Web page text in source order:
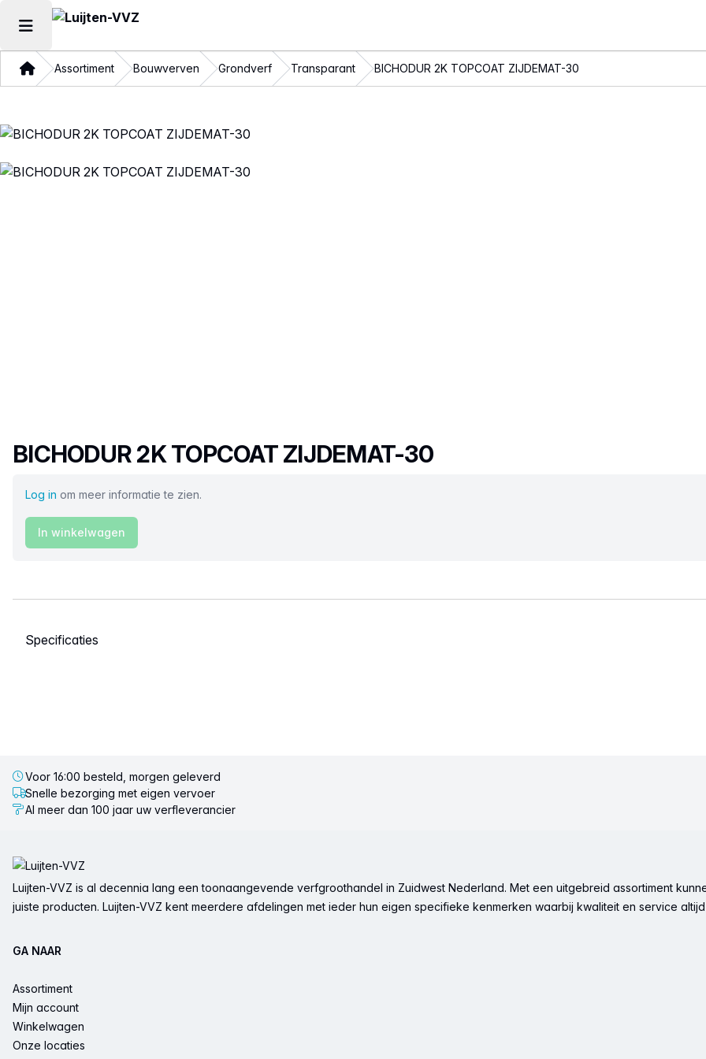
Hoofdmenu openen
ThuisAssortiment Bouwverven Grondverf Transparant BICHODUR 2K TOPCOAT ZIJDEMAT-30
Productnaam
BICHODUR 2K TOPCOAT ZIJDEMAT-30
Log in om meer informatie te zien.
In winkelwagen
Selecteer een tabblad
Voor 16:00 besteld, morgen geleverd
Snelle bezorging met eigen vervoer
Al meer dan 100 jaar uw verfleverancier
Luijten-VVZ is al decennia lang een toonaangevende verfgroothandel in Zuidwest Nederland. Met een uitgebreid assortiment
juiste producten. Luijten-VVZ kent meerdere afdelingen met ieder hun eigen specifieke kenmerken waarbij kwaliteit en service
GA NAAR
Assortiment
Mijn account
Winkelwagen
Onze locaties